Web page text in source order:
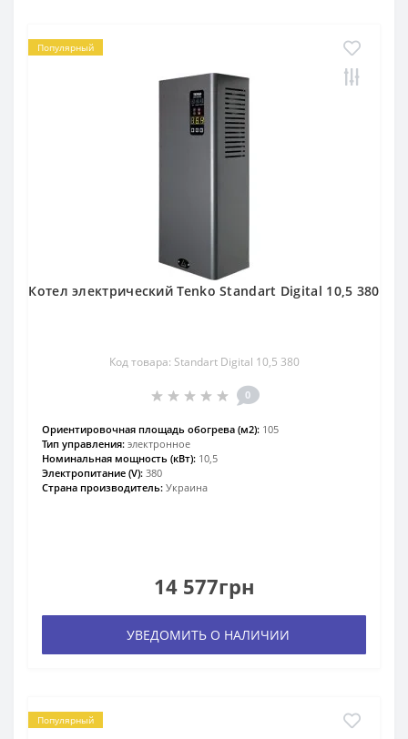
Популярный
Котел электрический Tenko Standart Digital 10,5 380
Код товара: Standart Digital 10,5 380
0
Ориентировочная площадь обогрева (м2): 105
Тип управления: электронное
Номинальная мощность (кВт): 10,5
Электропитание (V): 380
Страна производитель: Украина
14 577грн
УВЕДОМИТЬ О НАЛИЧИИ
Популярный